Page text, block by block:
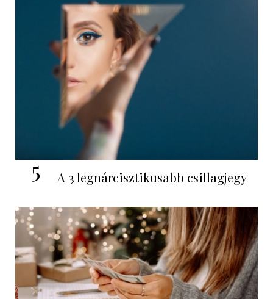
5 A 3 legnárcisztikusabb csillagjegy